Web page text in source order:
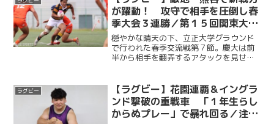
スドローで終える。巻き返し...
が躍動！ 攻守で相手を圧倒し春
季大会３連勝／第１５回関東大学
ラグビー春季交流大会Ｂグルー
プ 第７節 ｖｓ立正大学
穏やかな晴天の下、立正大学グラウンド
で行われた春季交流戦第７節。慶大は前
半から相手を翻弄するアタックを見せ、
しかし、そこから前後半にまたがり、立
正大に連続トライを奪われ...
ラグビー
【ラグビー】花園連覇＆イングラ
ンド撃破の重戦車 「１年生らし
からぬプレー」で暴れ回る／注目